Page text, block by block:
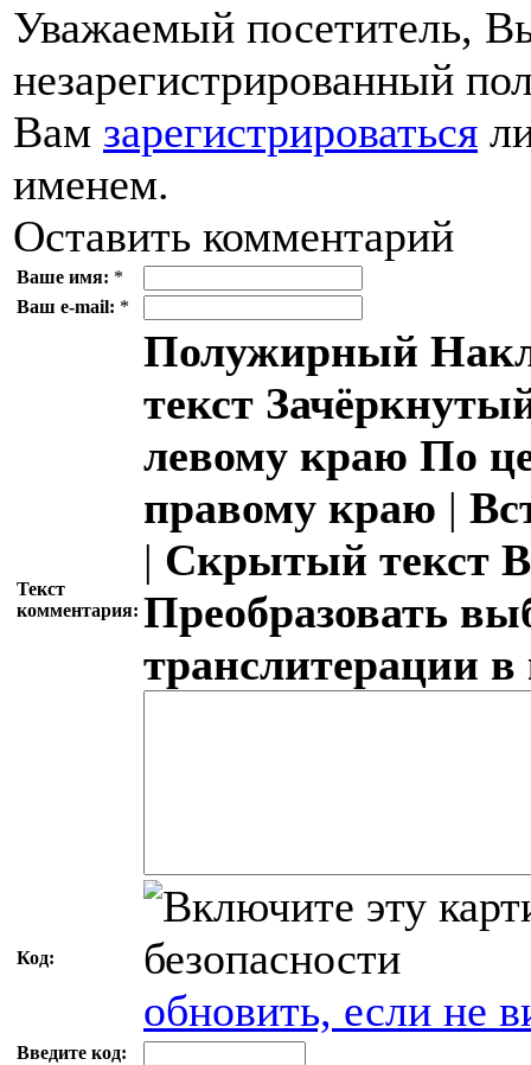
Уважаемый посетитель,
незарегистрированный
Вам зарегистрироваться
именем.
Оставить комментарий
Ваше имя: *
Ваш e-mail: *
Текст
комментария:
Полужирный
текст
левому краю По
правому краю |
| Скрытый текст
Преобразовать
транслитерации
Код:
обновить, если не
Введите код: